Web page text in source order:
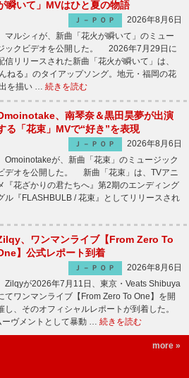
瞬いて」MVはひと夏の物語
Ｊ－ＰＯＰ
2026年8月6日
マルシィが、新曲「花火が瞬いて」のミュー
ックビデオを公開した。 2026年7月29日に
信リリースされた新曲「花火が瞬いて」は、
ねる』のタイアップソング。地元・福岡の花
を描い … 続きを読む
、南琴奈＆黒田昊夢が出演
る「花束」MVで“好き”を表現
Ｊ－ＰＯＰ
2026年8月6日
Omoinotakeが、新曲「花束」のミュージック
デオを公開した。 新曲「花束」は、TVアニ
『花ざかりの君たちへ』第2期のエンディング
ル『FLASHBULB / 花束』としてリリースされ
、ワンマンライブ【From Zero To
】公式レポート到着
Ｊ－ＰＯＰ
2026年8月6日
Zilqyが2026年7月11日、東京・Veats Shibuya
てワンマンライブ【From Zero To One】を開
し、そのオフィシャルレポートが到着した。
ヴメントとして暴動 … 続きを読む
more »